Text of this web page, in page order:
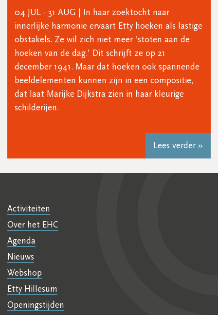
Lees verder »
04 JUL - 31 AUG | In haar zoektocht naar
innerlijke harmonie ervaart Etty hoeken als lastige
obstakels. Ze wil zich niet meer ‘stoten aan de
hoeken van de dag.’ Dit schrijft ze op 21
december 1941. Maar dat hoeken ook spannende
beeldelementen kunnen zijn in een compositie,
dat laat Marijke Dijkstra zien in haar kleurige
schilderijen.
Activiteiten
Over het EHC
Agenda
Nieuws
Webshop
Etty Hillesum
Openingstijden